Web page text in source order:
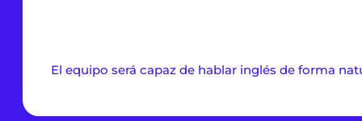
El equipo será capaz de hablar inglés de forma